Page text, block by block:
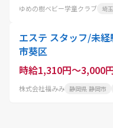
ゆめの樹ベビー学童クラブ 埼
エステ スタッフ/未
市葵区
時給1,310円～3,000
株式会社福みみ 静岡県 静岡市